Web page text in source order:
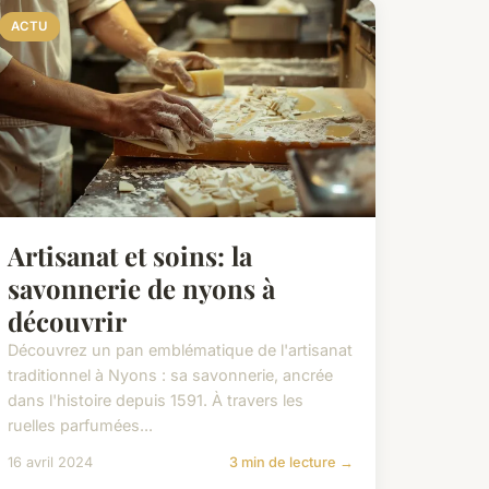
ACTU
Artisanat et soins: la
savonnerie de nyons à
découvrir
Découvrez un pan emblématique de l'artisanat
traditionnel à Nyons : sa savonnerie, ancrée
dans l'histoire depuis 1591. À travers les
ruelles parfumées...
16 avril 2024 3 min de lecture →